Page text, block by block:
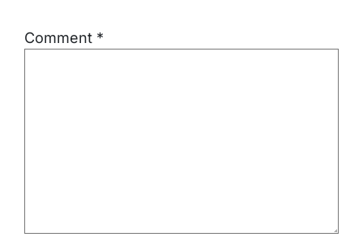
Comment *